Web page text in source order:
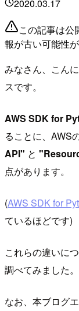
2020.03.17
この記事は公
報が古い可能性
みなさん、こん
スです。
AWS SDK for
ることに、AWS
API" と
点があります。
(AWS SDK for
ているほどです)
これらの違いに
調べてみました。
なお、本ブログ